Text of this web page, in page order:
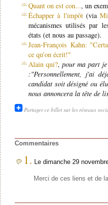
Quant on est con..., un
Échapper à l'impôt(via
mécanismes utilisés par
états (et nous au passage).
Jean-François Kahn:
ce qu'on écrit!"
Alain qui?, pour ma part
:"Personnellement, j'ai
candidat soit désigné ou
nous annoncera la tête de
Partager ce billet sur les réseaux
Commentaires
1. Le dimanche 29
Merci de ces liens et de